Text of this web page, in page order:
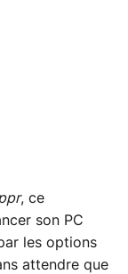
, ce
son PC
les options
attendre que